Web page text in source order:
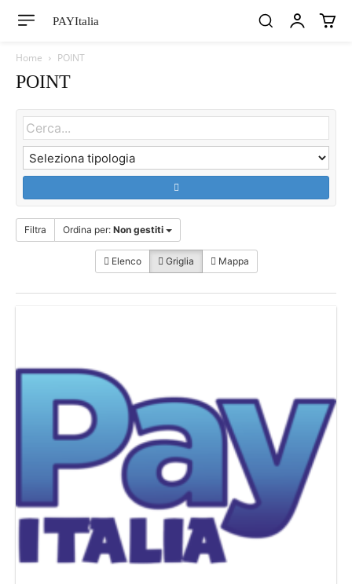
PAYItalia
Home POINT
POINT
Filtra Ordina per: Non gestiti
Elenco Griglia Mappa